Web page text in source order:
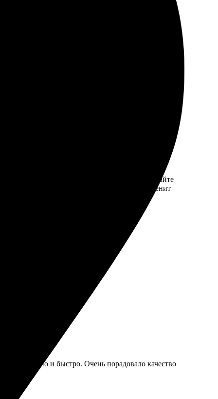
Качество печати впечатляет, все цвета яркие.
легко, инструкции понятные. Поддержка на сайте
яркие и насыщенные. Рекомендую всем, кто ценит
буду обращаться снова!
аккуратно и быстро. Очень порадовало качество